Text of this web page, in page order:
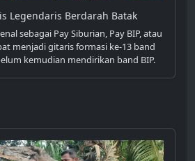
Legendaris Berdarah Batak
sebagai Pay Siburian, Pay BIP, atau
menjadi gitaris formasi ke-13 band
kemudian mendirikan band BIP.